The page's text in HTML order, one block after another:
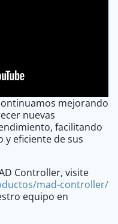
mejorando
nuevas
facilitando
y eficiente de sus
Controller, visite
mad-controller/
equipo en